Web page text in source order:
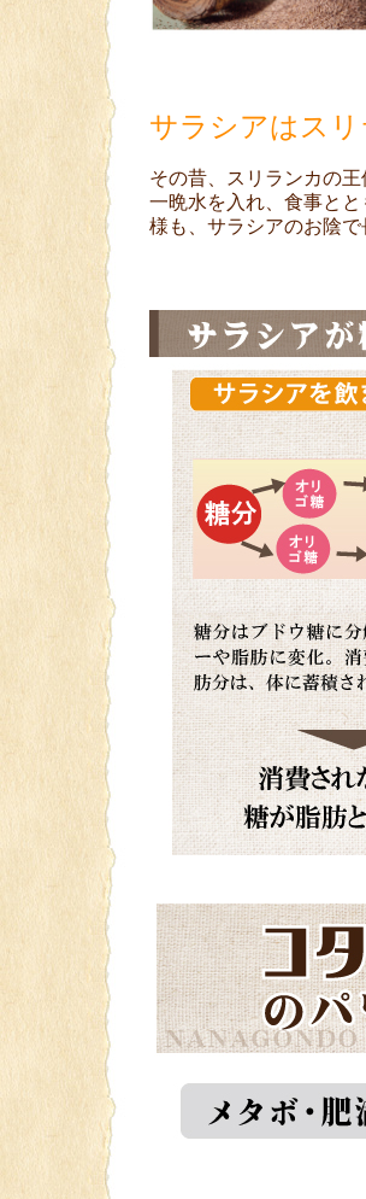
サラシアはス
その昔、スリランカの
一晩水を入れ、食事と
様も、サラシアのお陰